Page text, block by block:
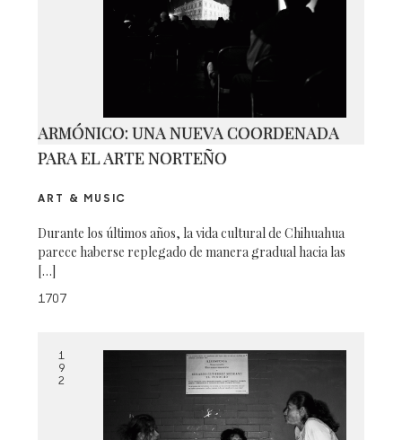
ARMÓNICO: UNA NUEVA COORDENADA
PARA EL ARTE NORTEÑO
ART & MUSIC
Durante los últimos años, la vida cultural de Chihuahua
parece haberse replegado de manera gradual hacia las
[…]
1707
1
9
2